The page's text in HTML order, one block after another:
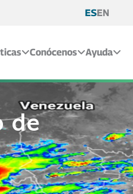
ESEN
Conócenos Ayuda
de